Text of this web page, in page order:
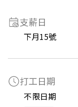
支薪日
下月15號
打工日期
不限日期